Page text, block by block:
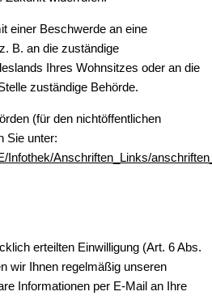
einer Beschwerde an eine
B. an die zuständige
Ihres Wohnsitzes oder an die
zuständige Behörde.
(für den nichtöffentlichen
Sie unter:
Infothek/Anschriften_Links/
erteilten Einwilligung (Art. 6 Abs.
wir Ihnen regelmäßig unseren
Informationen per E-Mail an Ihre